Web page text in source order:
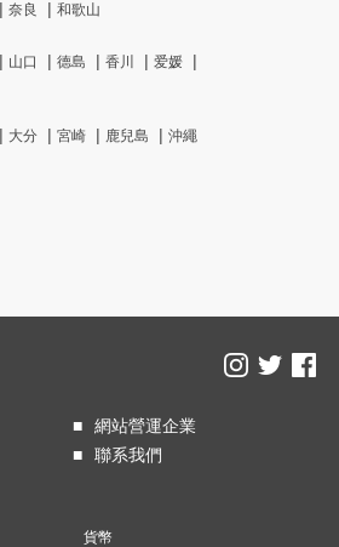
奈良
和歌山
山口 德島 香川
爱媛
大分 宮崎 鹿兒島 沖繩
網站營運企業
聯系我們
貨幣